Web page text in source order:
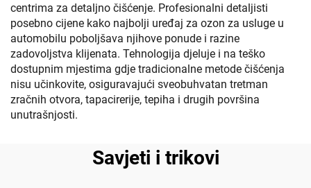
centrima za detaljno čišćenje. Profesionalni detaljisti
posebno cijene kako najbolji uređaj za ozon za usluge u
automobilu poboljšava njihove ponude i razine
zadovoljstva klijenata. Tehnologija djeluje i na teško
dostupnim mjestima gdje tradicionalne metode čišćenja
nisu učinkovite, osiguravajući sveobuhvatan tretman
zračnih otvora, tapacirerije, tepiha i drugih površina
unutrašnjosti.
Savjeti i trikovi